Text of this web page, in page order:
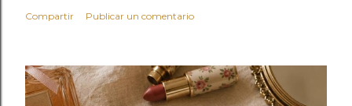
Compartir Publicar un comentario